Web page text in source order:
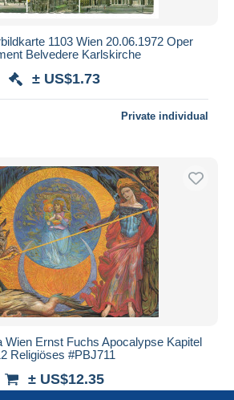
1103 Wien 20.06.1972 Oper
Belvedere Karlskirche
± US$1.73
Private individual
Wien Ernst Fuchs Apocalypse Kapitel
Religiöses #PBJ711
± US$12.35